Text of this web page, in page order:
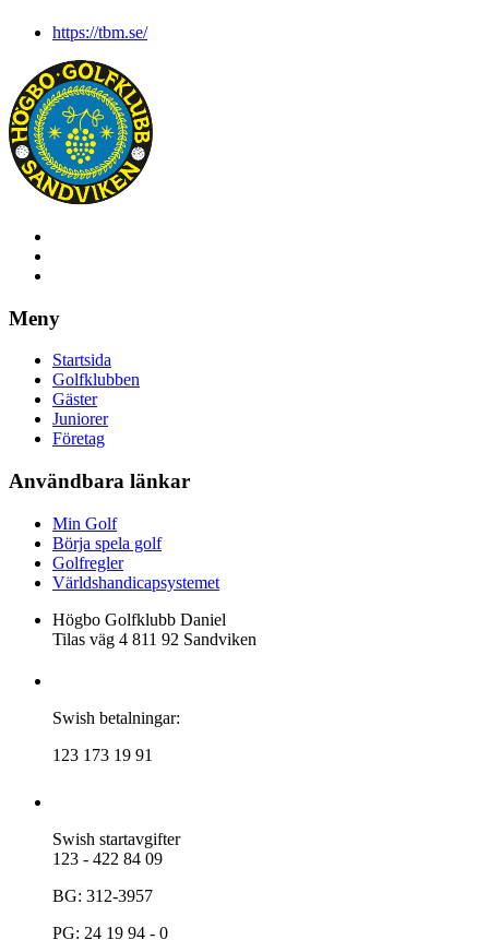
https://tbm.se/
Meny
Startsida
Golfklubben
Gäster
Juniorer
Företag
Användbara länkar
Min Golf
Börja spela golf
Golfregler
Världshandicapsystemet
Högbo Golfklubb Daniel
Tilas väg 4 811 92 Sandviken
Swish betalningar:
123 173 19 91
Swish startavgifter
123 - 422 84 09
BG: 312-3957
PG: 24 19 94 - 0